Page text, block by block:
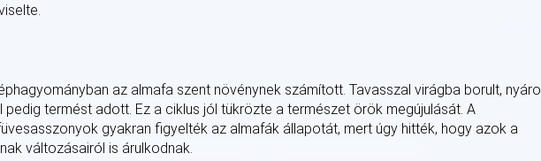
az almafa szent növénynek számított. Tavasszal virágba borult,
pedig termést adott. Ez a ciklus jól tükrözte a természet örök megújulását. A
gyakran figyelték az almafák állapotát, mert úgy hitték, hogy azok a
változásairól is árulkodnak.